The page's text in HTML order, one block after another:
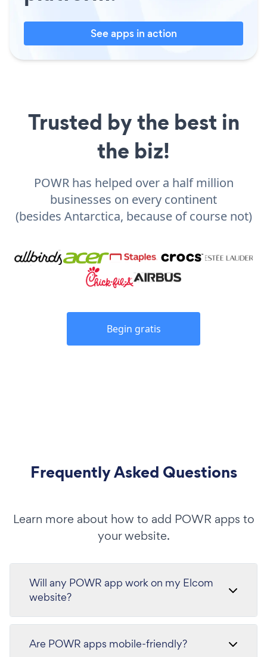
See apps in action
Trusted by the best in
the biz!
POWR has helped over a half million
businesses on every continent
(besides Antarctica, because of course not)
Begin gratis
Frequently Asked Questions
Learn more about how to add POWR apps to
your website.
Will any POWR app work on my Elcom
website?
Are POWR apps mobile-friendly?